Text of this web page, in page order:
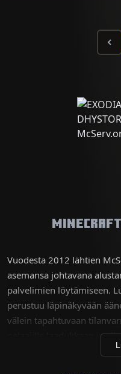
Vuodesta 2012 lähtien
asemansa johtavana
palvelimien löytämiseen.
perustuu läpinäkyvään
välein tapahtuvaan
pelaajille laadukkaan ja
teknisiä haasteita etsivä